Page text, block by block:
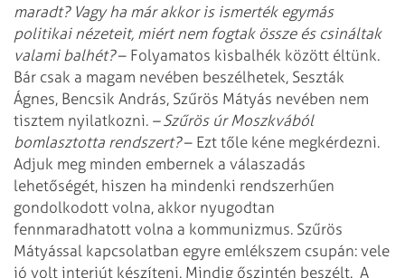
maradt? Vagy ha már akkor is ismerték egymás
politikai nézeteit, miért nem fogtak össze és csináltak
valami balhét?– Folyamatos kisbalhék között éltünk.
Bár csak a magam nevében beszélhetek, Seszták
Ágnes, Bencsik András, Szűrös Mátyás nevében nem
tisztem nyilatkozni. – Szűrös úr Moszkvából
bomlasztotta rendszert?– Ezt tőle kéne megkérdezni.
Adjuk meg minden embernek a válaszadás
lehetőségét, hiszen ha mindenki rendszerhűen
gondolkodott volna, akkor nyugodtan
fennmaradhatott volna a kommunizmus. Szűrös
Mátyással kapcsolatban egyre emlékszem csupán: vele
jó volt interjút készíteni. Mindig őszintén beszélt. A